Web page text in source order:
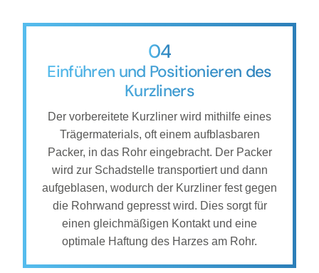
04
Einführen und Positionieren des
Kurzliners
Der vorbereitete Kurzliner wird mithilfe eines
Trägermaterials, oft einem aufblasbaren
Packer, in das Rohr eingebracht. Der Packer
wird zur Schadstelle transportiert und dann
aufgeblasen, wodurch der Kurzliner fest gegen
die Rohrwand gepresst wird. Dies sorgt für
einen gleichmäßigen Kontakt und eine
optimale Haftung des Harzes am Rohr.